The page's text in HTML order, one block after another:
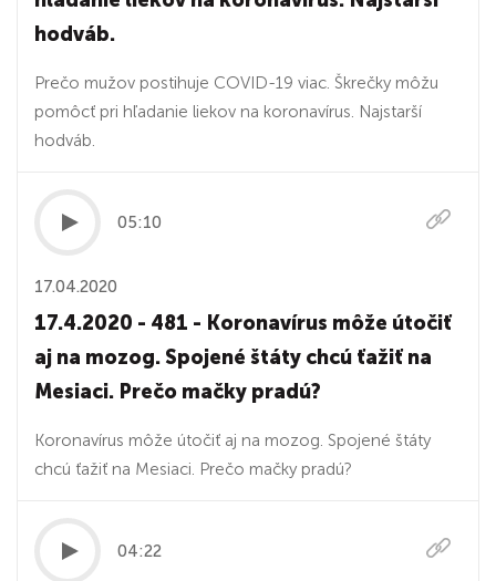
hodváb.
Prečo mužov postihuje COVID-19 viac. Škrečky môžu
pomôcť pri hľadanie liekov na koronavírus. Najstarší
hodváb.
05:10
17.04.2020
17.4.2020 - 481 - Koronavírus môže útočiť
aj na mozog. Spojené štáty chcú ťažiť na
Mesiaci. Prečo mačky pradú?
Koronavírus môže útočiť aj na mozog. Spojené štáty
chcú ťažiť na Mesiaci. Prečo mačky pradú?
04:22